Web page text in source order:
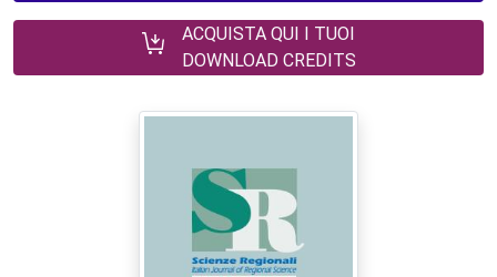
ACQUISTA QUI I TUOI
DOWNLOAD CREDITS